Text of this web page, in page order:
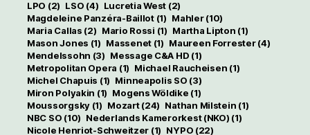
LPO (2) LSO (4) Lucretia West (2)
Magdeleine Panzéra-Baillot(1) Mahler(10)
Maria Callas (2) Mario Rossi (1) Martha Lipton (1)
Mason Jones (1) Massenet(1) Maureen Forrester(4)
Mendelssohn (3) Message C&A HD (1)
Metropolitan Opera (1) Michael Raucheisen (1)
Michel Chapuis (1) Minneapolis SO (3)
Miron Polyakin (1) Mogens Wöldike (1)
Moussorgsky(1) Mozart(24) Nathan Milstein (1)
NBC SO (10) Nederlands Kamerorkest (NKO) (1)
Nicole Henriot-Schweitzer (1) NYPO (22)